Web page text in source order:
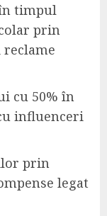
timpul
prin
cu 50% în
influenceri
prin
legat